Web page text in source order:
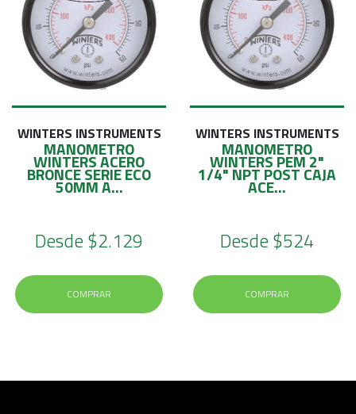
C
C
WINTERS INSTRUMENTS
MANOMETRO
WINTERS ACERO
BRONCE SERIE ECO
50MM A...
Desde$2.129
COMPRAR
WINTERS INSTRUMENTS
MANOMETRO
WINTERS PEM 2"
1/4" NPT POST CAJA
ACE...
Desde$524
COMPRAR